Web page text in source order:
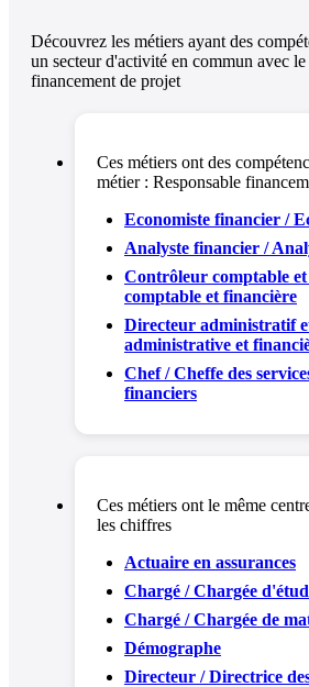
Découvrez les métiers ayant des
un secteur d'activité en commun avec
financement de projet
Ces métiers ont des
métier : Responsable
Economiste financier /
Analyste financier /
Contrôleur comptable
comptable et financière
Directeur administratif
administrative et
Chef / Cheffe des
financiers
Ces métiers ont le même
les chiffres
Actuaire en assurances
Chargé / Chargée
Chargé / Chargée de
Démographe
Directeur / Directrice